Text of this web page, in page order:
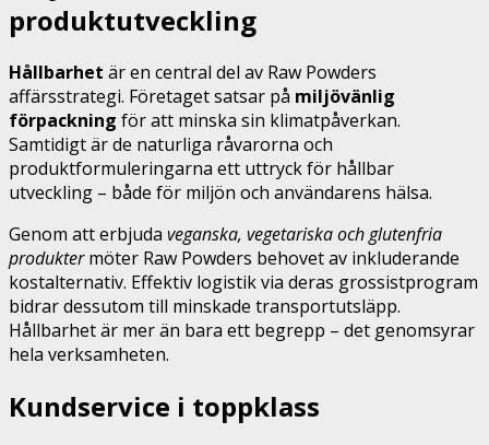
produktutveckling
Hållbarhet är en central del av Raw Powders
affärsstrategi. Företaget satsar på miljövänlig
förpackning för att minska sin klimatpåverkan.
Samtidigt är de naturliga råvarorna och
produktformuleringarna ett uttryck för hållbar
utveckling – både för miljön och användarens hälsa.
Genom att erbjuda veganska, vegetariska och glutenfria
produktermöter Raw Powders behovet av inkluderande
kostalternativ. Effektiv logistik via deras grossistprogram
bidrar dessutom till minskade transportutsläpp.
Hållbarhet är mer än bara ett begrepp – det genomsyrar
hela verksamheten.
Kundservice i toppklass